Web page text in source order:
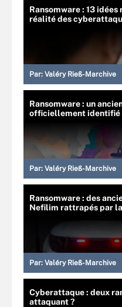
Ransomware : 13
réalité des
Par: Valéry Rieß-Marchive
Ransomware : un
officiellement identifié
Par: Valéry Rieß-Marchive
Ransomware : des
Nefilim rattrapés par
Par: Valéry Rieß-Marchive
Cyberattaque : deux
attaquant ?